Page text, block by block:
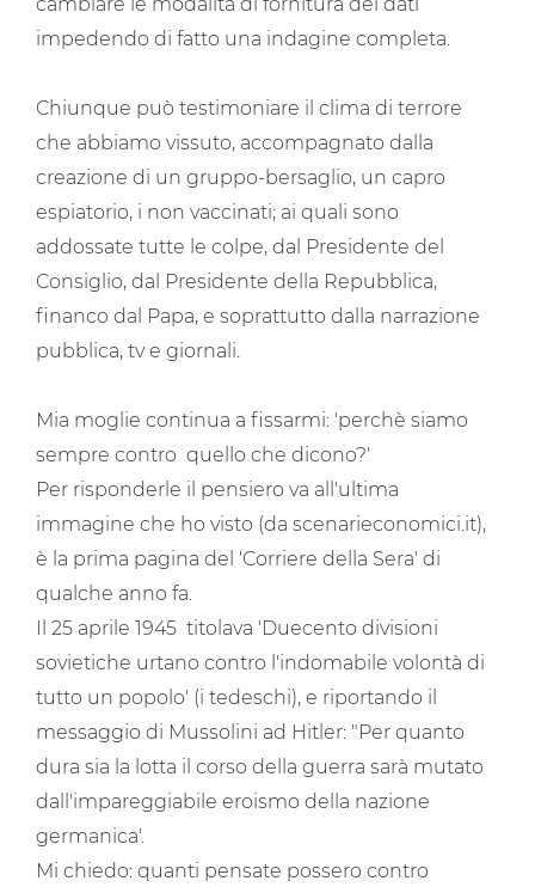
cambiare le modalità di fornitura dei dati
impedendo di fatto una indagine completa.
Chiunque può testimoniare il clima di terrore
che abbiamo vissuto, accompagnato dalla
creazione di un gruppo-bersaglio, un capro
espiatorio, i non vaccinati; ai quali sono
addossate tutte le colpe, dal Presidente del
Consiglio, dal Presidente della Repubblica,
financo dal Papa, e soprattutto dalla narrazione
pubblica, tv e giornali.
Mia moglie continua a fissarmi: 'perchè siamo
sempre contro quello che dicono?'
Per risponderle il pensiero va all'ultima
immagine che ho visto (da scenarieconomici.it),
è la prima pagina del 'Corriere della Sera' di
qualche anno fa.
Il 25 aprile 1945 titolava 'Duecento divisioni
sovietiche urtano contro l'indomabile volontà di
tutto un popolo' (i tedeschi), e riportando il
messaggio di Mussolini ad Hitler: "Per quanto
dura sia la lotta il corso della guerra sarà mutato
dall'impareggiabile eroismo della nazione
germanica'.
Mi chiedo: quanti pensate possero contro